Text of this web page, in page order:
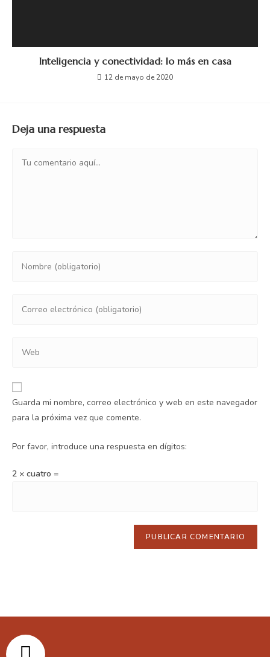
Inteligencia y conectividad: lo más en casa
12 de mayo de 2020
Deja una respuesta
Guarda mi nombre, correo electrónico y web en este navegador
para la próxima vez que comente.
Por favor, introduce una respuesta en dígitos:
2 × cuatro =